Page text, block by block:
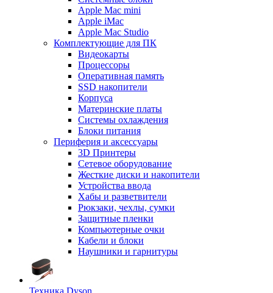
Apple Mac mini
Apple iMac
Apple Mac Studio
Комплектующие для ПК
Видеокарты
Процессоры
Оперативная память
SSD накопители
Корпуса
Материнские платы
Системы охлаждения
Блоки питания
Периферия и аксессуары
3D Принтеры
Сетевое оборудование
Жесткие диски и накопители
Устройства ввода
Хабы и разветвители
Рюкзаки, чехлы, сумки
Защитные пленки
Компьютерные очки
Кабели и блоки
Наушники и гарнитуры
Техника Dyson